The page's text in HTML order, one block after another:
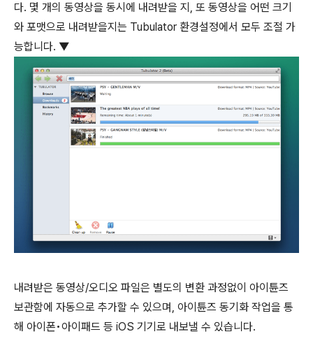
다. 몇 개의 동영상을 동시에 내려받을 지, 또 동영상을 어떤 크기
와 포맷으로 내려받을지는 Tubulator 환경설정에서 모두 조절 가
능합니다. ▼
내려받은 동영상/오디오 파일은 별도의 변환 과정없이 아이튠즈
보관함에 자동으로 추가할 수 있으며, 아이튠즈 동기화 작업을 통
해 아이폰•아이패드 등 iOS 기기로 내보낼 수 있습니다.